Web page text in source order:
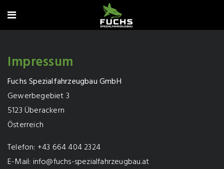
Impressum
Fuchs Spezialfahrzeugbau GmbH
Gewerbegebiet 3
5123 Überackern
Österreich
Telefon: +43 664 404 2324
E-Mail: info@fuchs-spezialfahrzeugbau.at